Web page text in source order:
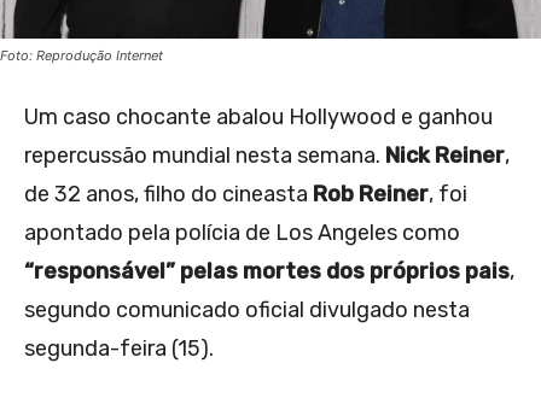
Foto: Reprodução Internet
Um caso chocante abalou Hollywood e ganhou
repercussão mundial nesta semana. Nick Reiner,
de 32 anos, filho do cineasta Rob Reiner, foi
apontado pela polícia de Los Angeles como
“responsável” pelas mortes dos próprios pais,
segundo comunicado oficial divulgado nesta
segunda-feira (15).